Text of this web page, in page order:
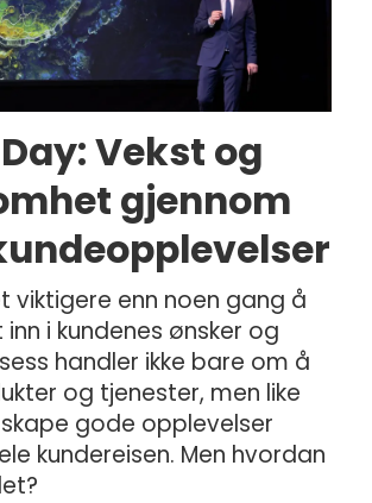
Vekst og
gjennom
viktigere enn noen gang å
i kundenes ønsker og
handler ikke bare om å
og tjenester, men like
gode opplevelser
kundereisen. Men hvordan